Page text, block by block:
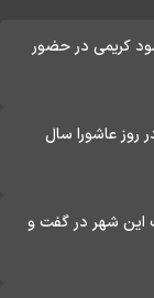
کریمی در حضور
عاشورا سال
شهر در گفت و